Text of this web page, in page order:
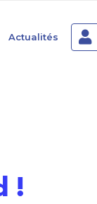
Actualités
!